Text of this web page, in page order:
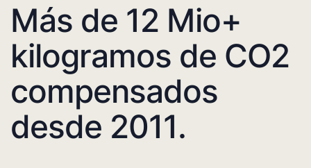
Más de 12 Mio+
kilogramos de CO2
compensados
desde 2011.